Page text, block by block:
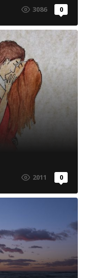
3086 0
2011 0